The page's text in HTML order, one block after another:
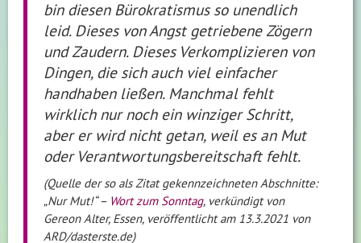
bin diesen Bürokratismus so unendlich
leid. Dieses von Angst getriebene Zögern
und Zaudern. Dieses Verkomplizieren von
Dingen, die sich auch viel einfacher
handhaben ließen. Manchmal fehlt
wirklich nur noch ein winziger Schritt,
aber er wird nicht getan, weil es an Mut
oder Verantwortungsbereitschaft fehlt.
(Quelle der so als Zitat gekennzeichneten Abschnitte:
„Nur Mut!“ – Wort zum Sonntag, verkündigt von
Gereon Alter, Essen, veröffentlicht am 13.3.2021 von
ARD/dasterste.de)